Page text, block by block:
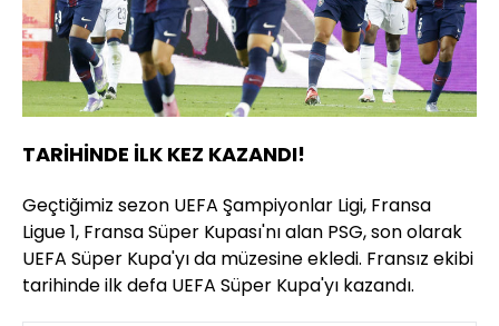
TARİHİNDE İLK KEZ KAZANDI!
Geçtiğimiz sezon UEFA Şampiyonlar Ligi, Fransa
Ligue 1, Fransa Süper Kupası'nı alan PSG, son olarak
UEFA Süper Kupa'yı da müzesine ekledi. Fransız ekibi
tarihinde ilk defa UEFA Süper Kupa'yı kazandı.